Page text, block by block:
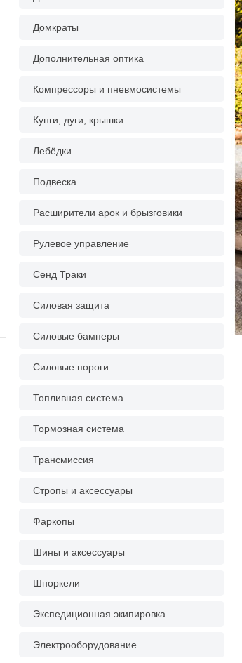
Домкраты
Дополнительная оптика
Компрессоры и пневмосистемы
Кунги, дуги, крышки
Лебёдки
Подвеска
Расширители арок и брызговики
Рулевое управление
Сенд Траки
Силовая защита
Силовые бамперы
Силовые пороги
Топливная система
Тормозная система
Трансмиссия
Стропы и аксессуары
Фаркопы
Шины и аксессуары
Шноркели
Экспедиционная экипировка
Электрооборудование